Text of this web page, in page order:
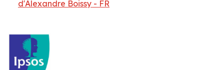
d'Alexandre Boissy - FR